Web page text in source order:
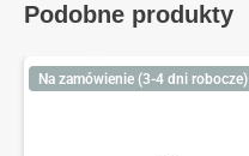
Podobne produkty
Na zamówienie (3-4 dni robocze)